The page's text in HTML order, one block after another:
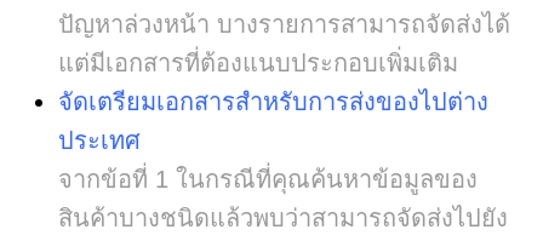
ปัญหาล่วงหน้า บางรายการสามารถจัดส่งได้
แต่มีเอกสารที่ต้องแนบประกอบเพิ่มเติม
จัดเตรียมเอกสารสำหรับการส่งของไปต่าง
ประเทศ
จากข้อที่ 1 ในกรณีที่คุณค้นหาข้อมูลของ
สินค้าบางชนิดแล้วพบว่าสามารถจัดส่งไปยัง